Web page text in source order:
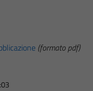
(formato pdf)